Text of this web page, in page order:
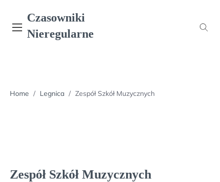
content
Czasowniki
Nieregularne
Home / Legnica / Zespół Szkół Muzycznych
Zespół Szkół Muzycznych